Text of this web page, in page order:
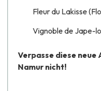
Fleur du Lakisse
Vignoble de Jape-
Verpasse diese neue
Namur nicht!